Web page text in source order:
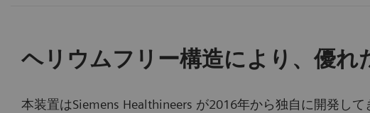
ヘリウムフリー構造により、優れ
本装置はSiemens Healthineers が2016年から独自に開発し